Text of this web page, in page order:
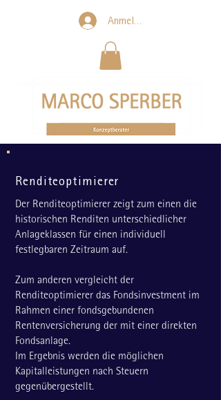
Anmelden
Renditeoptimierer
Der Renditeoptimierer zeigt zum einen die
historischen Renditen unterschiedlicher
Anlageklassen für einen individuell
festlegbaren Zeitraum auf.
Zum anderen vergleicht der
Renditeoptimierer das Fondsinvestment im
Rahmen einer fondsgebundenen
Rentenversicherung der mit einer direkten
Fondsanlage.
Im Ergebnis werden die möglichen
Kapitalleistungen nach Steuern
gegenübergestellt.